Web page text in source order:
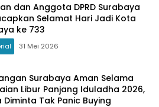
dan Anggota DPRD Surabaya
Selamat Hari Jadi Kota
ke 733
31 Mei 2026
Surabaya Aman Selama
Libur Panjang Iduladha 2026,
Diminta Tak Panic Buying